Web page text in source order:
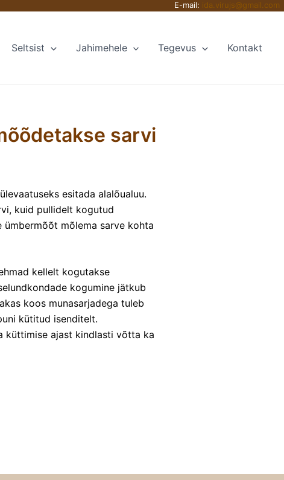
E-mail: ida.virujs@gmail.com
Seltsist Jahimehele Tegevus Kontakt
sarvi
esitada alalõualuu.
kuid pullidelt kogutud
mõlema sarve kohta
kellelt kogutakse
kogumine jätkub
koos munasarjadega tuleb
kütitud isenditelt.
küttimise ajast kindlasti võtta ka